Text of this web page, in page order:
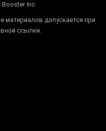
Inc.
материалов допускается при
ссылки.